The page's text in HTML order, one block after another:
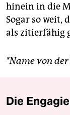
hinein in die
Sogar so weit,
als zitierfähig
*Name von
Die